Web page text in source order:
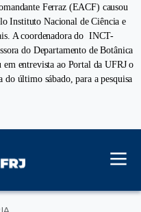
Ferraz (EACF) causou
Instituto Nacional de Ciência e
A coordenadora do INCT-
do Departamento de Botânica
entrevista ao Portal da UFRJ o
último sábado, para a pesquisa